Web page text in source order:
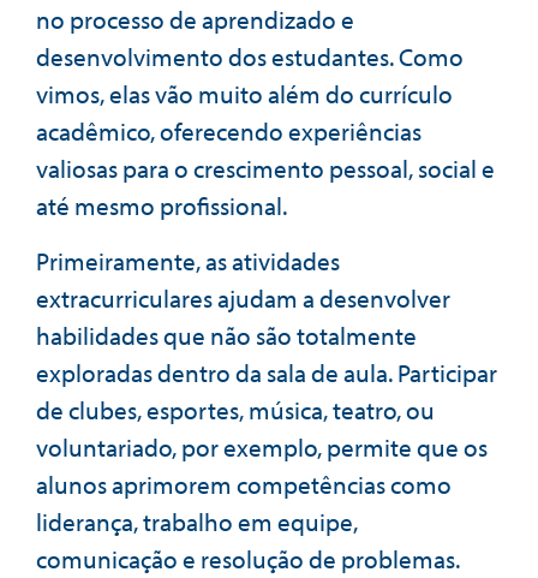
no processo de aprendizado e
desenvolvimento dos estudantes. Como
vimos, elas vão muito além do currículo
acadêmico, oferecendo experiências
valiosas para o crescimento pessoal, social e
até mesmo profissional.
Primeiramente, as atividades
extracurriculares ajudam a desenvolver
habilidades que não são totalmente
exploradas dentro da sala de aula. Participar
de clubes, esportes, música, teatro, ou
voluntariado, por exemplo, permite que os
alunos aprimorem competências como
liderança, trabalho em equipe,
comunicação e resolução de problemas.